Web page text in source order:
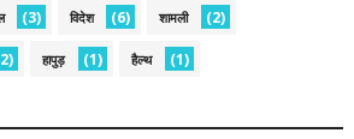
(3) विदेश (6) शामली (2)
हापुड़ (1) हैल्थ (1)